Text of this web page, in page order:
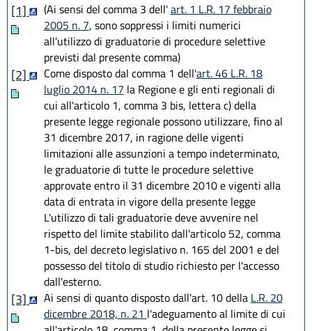
[1]
(Ai sensi del comma 3 dell'art. 1 L.R. 17 febbraio
2005 n. 7, sono soppressi i limiti numerici
all'utilizzo di graduatorie di procedure selettive
previsti dal presente comma)
[2] Come disposto dal comma 1 dell'art. 46 L.R. 18
luglio 2014 n. 17 la Regione e gli enti regionali di
cui all'articolo 1, comma 3 bis, lettera c) della
presente legge regionale possono utilizzare, fino al
31 dicembre 2017, in ragione delle vigenti
limitazioni alle assunzioni a tempo indeterminato,
le graduatorie di tutte le procedure selettive
approvate entro il 31 dicembre 2010 e vigenti alla
data di entrata in vigore della presente legge
L'utilizzo di tali graduatorie deve avvenire nel
rispetto del limite stabilito dall'articolo 52, comma
1-bis, del decreto legislativo n. 165 del 2001 e del
possesso del titolo di studio richiesto per l'accesso
dall'esterno.
[3] Ai sensi di quanto disposto dall'art. 10 della L.R. 20
dicembre 2018, n. 21 l'adeguamento al limite di cui